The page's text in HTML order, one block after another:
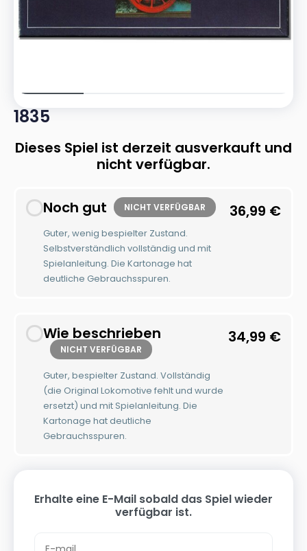
1835
Dieses Spiel ist derzeit ausverkauft und
nicht verfügbar.
Noch gut NICHT VERFÜGBAR
Guter, wenig bespielter Zustand.
Selbstverständlich vollständig und mit
Spielanleitung. Die Kartonage hat
deutliche Gebrauchsspuren.
36,99 €
Wie beschrieben
NICHT VERFÜGBAR
Guter, bespielter Zustand. Vollständig
(die Original Lokomotive fehlt und wurde
ersetzt) und mit Spielanleitung. Die
Kartonage hat deutliche
Gebrauchsspuren.
34,99 €
Erhalte eine E-Mail sobald das Spiel wieder
verfügbar ist.